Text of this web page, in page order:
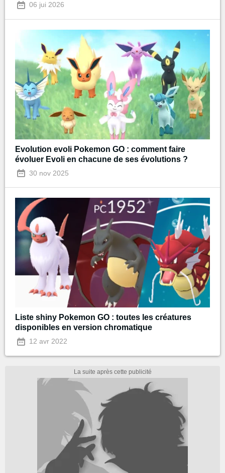
06 jui 2026
Evolution evoli Pokemon GO : comment faire
évoluer Evoli en chacune de ses évolutions ?
30 nov 2025
Liste shiny Pokemon GO : toutes les créatures
disponibles en version chromatique
12 avr 2022